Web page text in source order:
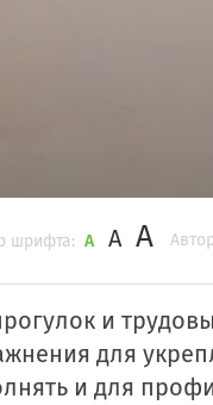
шрифта: A A A
и
для
и для